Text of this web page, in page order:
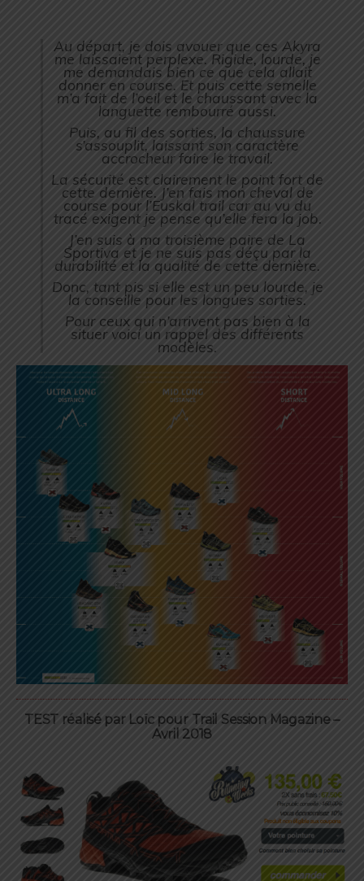
Au départ, je dois avouer que ces Akyra
me laissaient perplexe. Rigide, lourde, je
me demandais bien ce que cela allait
donner en course. Et puis cette semelle
m’a fait de l’oeil et le chaussant avec la
languette rembourré aussi.
Puis, au fil des sorties, la chaussure
s’assouplit, laissant son caractère
accrocheur faire le travail.
La sécurité est clairement le point fort de
cette dernière. J’en fais mon cheval de
course pour l’Euskal trail car au vu du
tracé exigent je pense qu’elle fera la job.
J’en suis à ma troisième paire de La
Sportiva et je ne suis pas déçu par la
durabilité et la qualité de cette dernière.
Donc, tant pis si elle est un peu lourde, je
la conseille pour les longues sorties.
Pour ceux qui n’arrivent pas bien à la
situer voici un rappel des différents
modèles.
TEST réalisé par Loïc pour Trail Session Magazine –
Avril 2018